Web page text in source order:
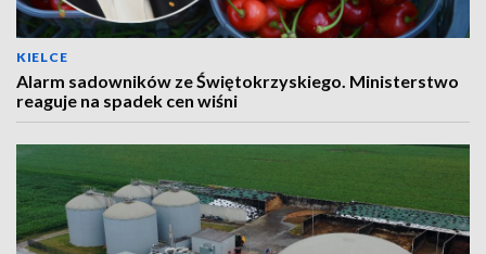
KIELCE
Alarm sadowników ze Świętokrzyskiego. Ministerstwo
reaguje na spadek cen wiśni